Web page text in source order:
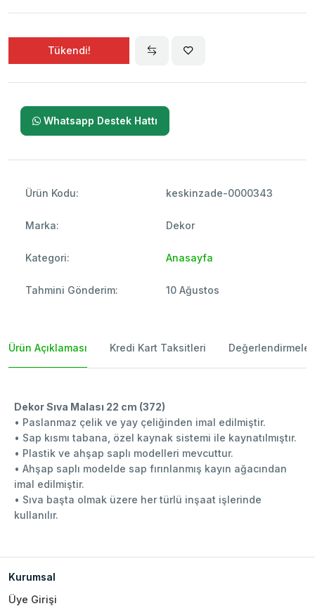
Tükendi!
Whatsapp Destek Hattı
Ürün Kodu: keskinzade-0000343
Marka: Dekor
Kategori: Anasayfa
Tahmini Gönderim: 10 Ağustos
Ürün Açıklaması Kredi Kart Taksitleri Değerlendirmeler
Dekor Sıva Malası 22 cm (372)
• Paslanmaz çelik ve yay çeliğinden imal edilmiştir.
• Sap kısmı tabana, özel kaynak sistemi ile kaynatılmıştır.
• Plastik ve ahşap saplı modelleri mevcuttur.
• Ahşap saplı modelde sap fırınlanmış kayın ağacından
imal edilmiştir.
• Sıva başta olmak üzere her türlü inşaat işlerinde
kullanılır.
Kurumsal
Üye Girişi